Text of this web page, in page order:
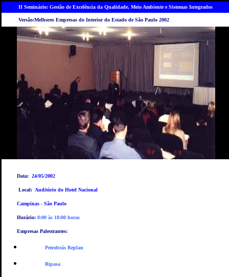
II Seminário: Gestão de Excelência da Qualidade, Meio Ambiente e Sistemas Integrados
Versão:Melhores Empresas do Interior do Estado de São Paulo 2002
Data: 24/05/2002
Local: Auditório do Hotel Nacional
Campinas - São Paulo
Horário: 8:00 às 18:00 horas
Empresas Palestrantes:
Petrobrás Replan
Ripasa